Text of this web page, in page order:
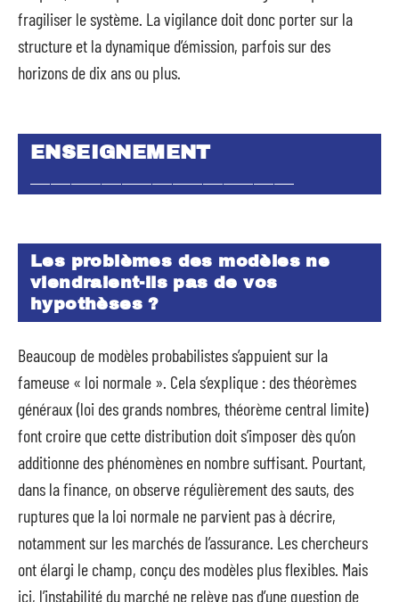
fragiliser le système. La vigilance doit donc porter sur la
structure et la dynamique d’émission, parfois sur des
horizons de dix ans ou plus.
ENSEIGNEMENT
Les problèmes des modèles ne
viendraient-ils pas de vos
hypothèses ?
Beaucoup de modèles probabilistes s’appuient sur la
fameuse « loi normale ». Cela s’explique : des théorèmes
généraux (loi des grands nombres, théorème central limite)
font croire que cette distribution doit s’imposer dès qu’on
additionne des phénomènes en nombre suffisant. Pourtant,
dans la finance, on observe régulièrement des sauts, des
ruptures que la loi normale ne parvient pas à décrire,
notamment sur les marchés de l’assurance. Les chercheurs
ont élargi le champ, conçu des modèles plus flexibles. Mais
ici, l’instabilité du marché ne relève pas d’une question de